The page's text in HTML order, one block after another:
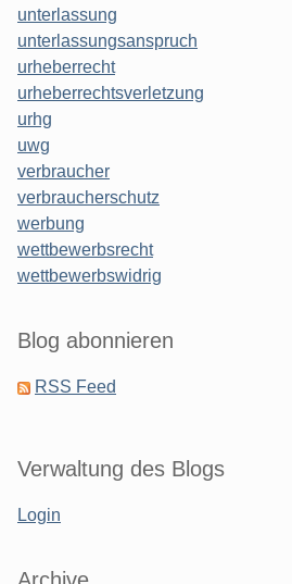
unterlassung
unterlassungsanspruch
urheberrecht
urheberrechtsverletzung
urhg
uwg
verbraucher
verbraucherschutz
werbung
wettbewerbsrecht
wettbewerbswidrig
Blog abonnieren
RSS Feed
Verwaltung des Blogs
Login